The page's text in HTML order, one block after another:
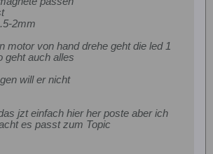
2mm
motor von hand drehe geht die led 1
geht auch alles
will er nicht
jzt einfach hier her poste aber ich
es passt zum Topic